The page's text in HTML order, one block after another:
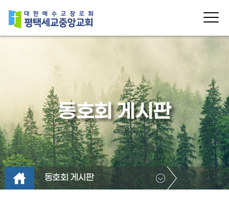
동호회 게시판
동호회 게시판